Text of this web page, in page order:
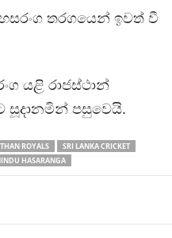
තරගයෙන් ඉවත් වී
යළි රාජස්ථාන්
පසුවෙයි.
ROYALS
SRI LANKA CRICKET
HASARANGA